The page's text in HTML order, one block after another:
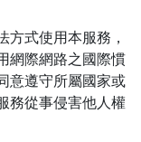
方式使用本服務，
網際網路之國際慣
意遵守所屬國家或
務從事侵害他人權